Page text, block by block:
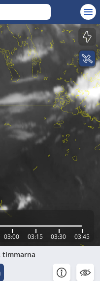
03:00 03:15 03:30 03:45
timmarna